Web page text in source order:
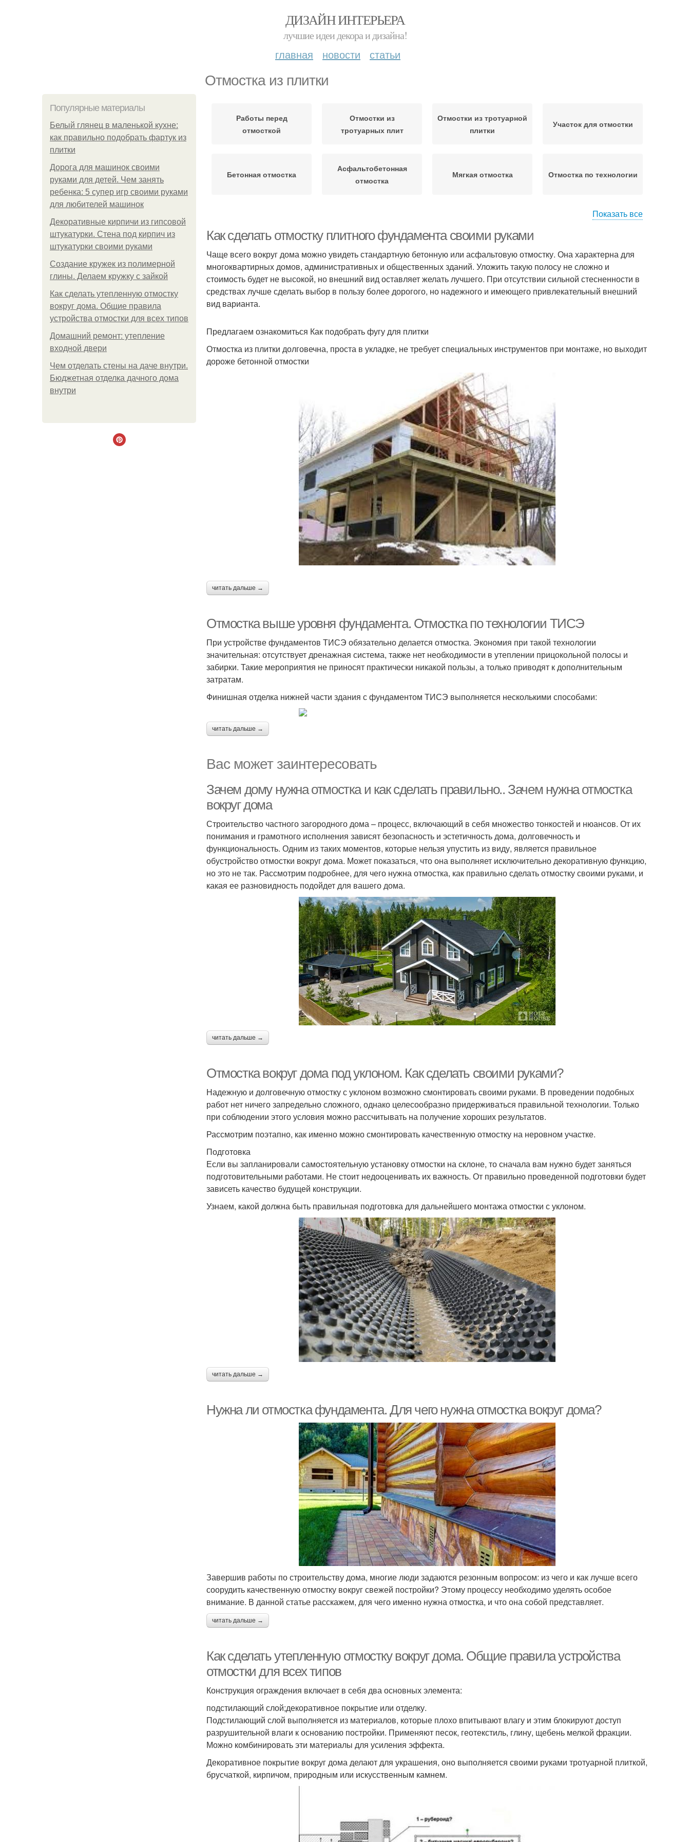
ДИЗАЙН ИНТЕРЬЕРА
лучшие идеи декора и дизайна!
главная новости статьи
Отмостка из плитки
Популярные материалы
Белый глянец в маленькой кухне:
как правильно подобрать фартук из
плитки
Дорога для машинок своими
руками для детей. Чем занять
ребенка: 5 супер игр своими руками
для любителей машинок
Декоративные кирпичи из гипсовой
штукатурки. Стена под кирпич из
штукатурки своими руками
Создание кружек из полимерной
глины. Делаем кружку с зайкой
Как сделать утепленную отмостку
вокруг дома. Общие правила
устройства отмостки для всех типов
Домашний ремонт: утепление
входной двери
Чем отделать стены на даче внутри.
Бюджетная отделка дачного дома
внутри
Работы перед
отмосткой
Отмостки из
тротуарных плит
Отмостки из тротуарной
плитки
Участок для отмостки
Бетонная отмостка
Асфальтобетонная
отмостка
Мягкая отмостка Отмостка по технологии
Показать все
Как сделать отмостку плитного фундамента своими руками
Чаще всего вокруг дома можно увидеть стандартную бетонную или асфальтовую отмостку. Она характерна для
многоквартирных домов, административных и общественных зданий. Уложить такую полосу не сложно и
стоимость будет не высокой, но внешний вид оставляет желать лучшего. При отсутствии сильной стесненности в
средствах лучше сделать выбор в пользу более дорогого, но надежного и имеющего привлекательный внешний
вид варианта.
Предлагаем ознакомиться Как подобрать фугу для плитки
Отмостка из плитки долговечна, проста в укладке, не требует специальных инструментов при монтаже, но выходит
дороже бетонной отмостки
читать дальше →
Отмостка выше уровня фундамента. Отмостка по технологии ТИСЭ
При устройстве фундаментов ТИСЭ обязательно делается отмостка. Экономия при такой технологии
значительная: отсутствует дренажная система, также нет необходимости в утеплении прицокольной полосы и
забирки. Такие мероприятия не приносят практически никакой пользы, а только приводят к дополнительным
затратам.
Финишная отделка нижней части здания с фундаментом ТИСЭ выполняется несколькими способами:
читать дальше →
Вас может заинтересовать
Зачем дому нужна отмостка и как сделать правильно.. Зачем нужна отмостка
вокруг дома
Строительство частного загородного дома – процесс, включающий в себя множество тонкостей и нюансов. От их
понимания и грамотного исполнения зависят безопасность и эстетичность дома, долговечность и
функциональность. Одним из таких моментов, которые нельзя упустить из виду, является правильное
обустройство отмостки вокруг дома. Может показаться, что она выполняет исключительно декоративную функцию,
но это не так. Рассмотрим подробнее, для чего нужна отмостка, как правильно сделать отмостку своими руками, и
какая ее разновидность подойдет для вашего дома.
читать дальше →
Отмостка вокруг дома под уклоном. Как сделать своими руками?
Надежную и долговечную отмостку с уклоном возможно смонтировать своими руками. В проведении подобных
работ нет ничего запредельно сложного, однако целесообразно придерживаться правильной технологии. Только
при соблюдении этого условия можно рассчитывать на получение хороших результатов.
Рассмотрим поэтапно, как именно можно смонтировать качественную отмостку на неровном участке.
Подготовка
Если вы запланировали самостоятельную установку отмостки на склоне, то сначала вам нужно будет заняться
подготовительными работами. Не стоит недооценивать их важность. От правильно проведенной подготовки будет
зависеть качество будущей конструкции.
Узнаем, какой должна быть правильная подготовка для дальнейшего монтажа отмостки с уклоном.
читать дальше →
Нужна ли отмостка фундамента. Для чего нужна отмостка вокруг дома?
Завершив работы по строительству дома, многие люди задаются резонным вопросом: из чего и как лучше всего
соорудить качественную отмостку вокруг свежей постройки? Этому процессу необходимо уделять особое
внимание. В данной статье расскажем, для чего именно нужна отмостка, и что она собой представляет.
читать дальше →
Как сделать утепленную отмостку вокруг дома. Общие правила устройства
отмостки для всех типов
Конструкция ограждения включает в себя два основных элемента:
подстилающий слой;декоративное покрытие или отделку.
Подстилающий слой выполняется из материалов, которые плохо впитывают влагу и этим блокируют доступ
разрушительной влаги к основанию постройки. Применяют песок, геотекстиль, глину, щебень мелкой фракции.
Можно комбинировать эти материалы для усиления эффекта.
Декоративное покрытие вокруг дома делают для украшения, оно выполняется своими руками тротуарной плиткой,
брусчаткой, кирпичом, природным или искусственным камнем.